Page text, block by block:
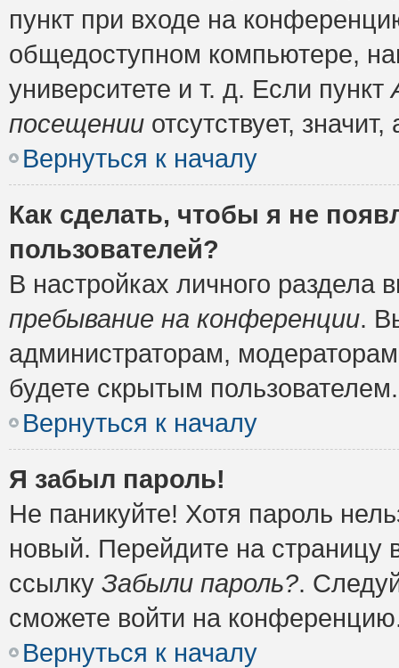
пункт при входе на
общедоступном компьютере,
университете и т. д. Если пункт
посещении отсутствует,
Вернуться к началу
Как сделать, чтобы я не
пользователей?
В настройках личного
пребывание на конференции.
администраторам,
будете скрытым пользователем.
Вернуться к началу
Я забыл пароль!
Не паникуйте! Хотя пароль
новый. Перейдите на
ссылку Забыли пароль?.
сможете войти на
Вернуться к началу